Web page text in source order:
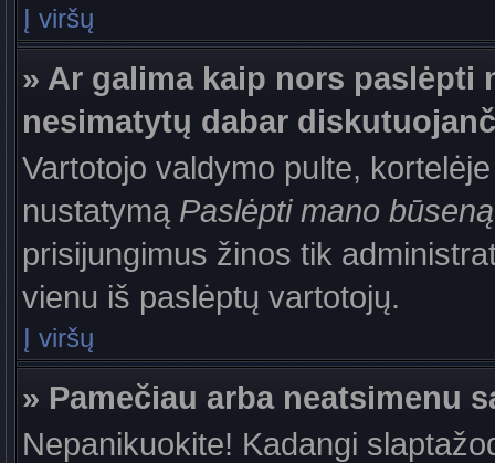
Į viršų
» Ar galima kaip nors paslėpti
nesimatytų dabar
Vartotojo valdymo pulte,
nustatymą Paslėpti mano būseną
prisijungimus žinos tik
vienu iš paslėptų vartotojų.
Į viršų
» Pamečiau arba neatsimenu
Nepanikuokite! Kadangi